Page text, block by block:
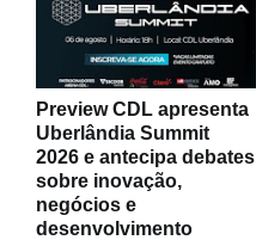
Preview CDL apresenta
Uberlândia Summit
2026 e antecipa debates
sobre inovação,
negócios e
desenvolvimento